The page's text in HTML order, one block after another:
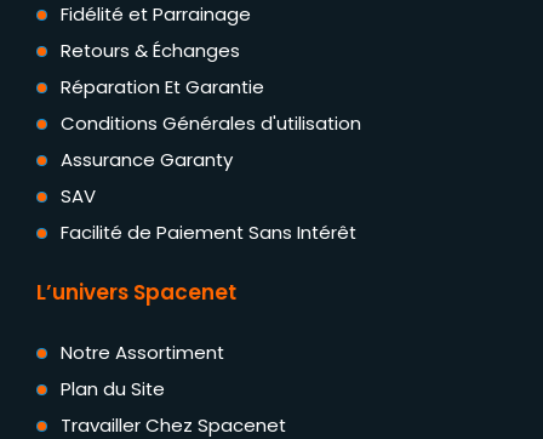
Fidélité et Parrainage
Retours & Échanges
Réparation Et Garantie
Conditions Générales d'utilisation
Assurance Garanty
SAV
Facilité de Paiement Sans Intérêt
L’univers Spacenet
Notre Assortiment
Plan du Site
Travailler Chez Spacenet